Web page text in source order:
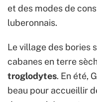
et des modes de
luberonnais.
Le village des bories
cabanes en terre
troglodytes. En été,
beau pour accueillir